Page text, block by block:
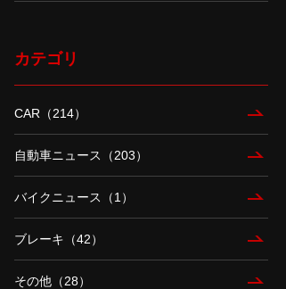
カテゴリ
CAR（214）
自動車ニュース（203）
バイクニュース（1）
ブレーキ（42）
その他（28）